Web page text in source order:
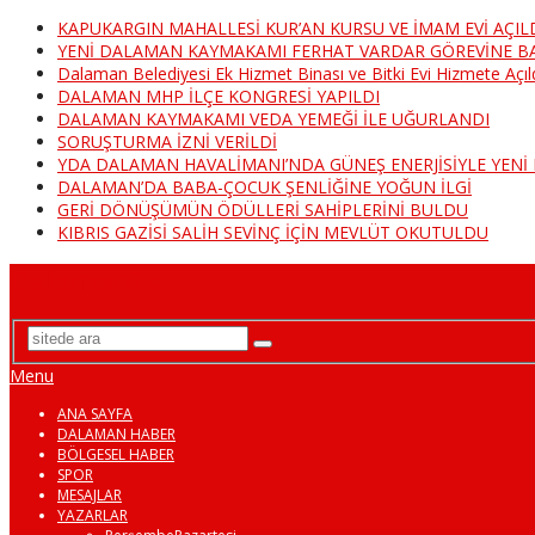
KAPUKARGIN MAHALLESİ KUR’AN KURSU VE İMAM EVİ
YENİ DALAMAN KAYMAKAMI FERHAT VARDAR GÖREVİNE
Dalaman Belediyesi Ek Hizmet Binası ve Bitki Evi Hizmete
DALAMAN MHP İLÇE KONGRESİ YAPILDI
DALAMAN KAYMAKAMI VEDA YEMEĞİ İLE UĞURLANDI
SORUŞTURMA İZNİ VERİLDİ
YDA DALAMAN HAVALİMANI’NDA GÜNEŞ ENERJİSİYLE
DALAMAN’DA BABA-ÇOCUK ŞENLİĞİNE YOĞUN İLGİ
GERİ DÖNÜŞÜMÜN ÖDÜLLERİ SAHİPLERİNİ BULDU
KIBRIS GAZİSİ SALİH SEVİNÇ İÇİN MEVLÜT OKUTULDU
Menu
ANA SAYFA
DALAMAN HABER
BÖLGESEL HABER
SPOR
MESAJLAR
YAZARLAR